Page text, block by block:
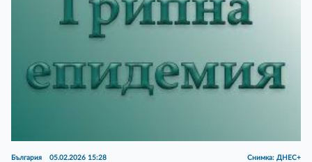
България 05.02.2026 15:28 Снимка: ДНЕС+